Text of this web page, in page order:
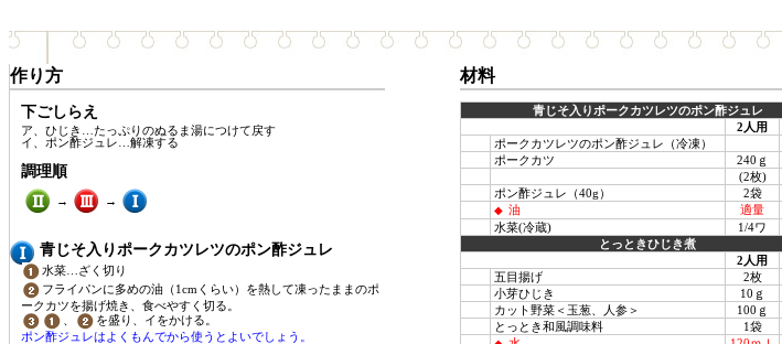
材料
青じそ入りポークカツレツのポン酢ジュレ
2人用
ポークカツレツのポン酢ジュレ（冷凍）
ポークカツ
240ｇ
(2枚)
ポン酢ジュレ（40g）
2袋
◆ 油 適量
水菜(冷蔵)
1/4ワ
とっときひじき煮
2人用
五目揚げ
2枚
小芽ひじき
10ｇ
カット野菜＜玉葱、人参＞
100ｇ
とっとき和風調味料
1袋
作り方
下ごしらえ
ア、ひじき…たっぷりのぬるま湯につけて戻す
イ、ポン酢ジュレ…解凍する
調理順
→ →
青じそ入りポークカツレツのポン酢ジュレ
水菜…ざく切り
フライパンに多めの油（1cmくらい）を熱して凍ったままのポ
ークカツを揚げ焼き、食べやすく切る。
を盛り、イをかける。
ポン酢ジュレはよくもんでから使うとよいでしょう。